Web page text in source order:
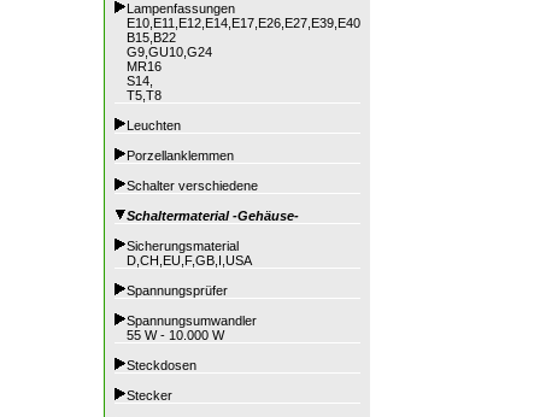
Lampenfassungen
E10,E11,E12,E14,E17,E26,E27,E39,E40
B15,B22
G9,GU10,G24
MR16
S14,
T5,T8
Leuchten
Porzellanklemmen
Schalter verschiedene
Schaltermaterial -Gehäuse-
Sicherungsmaterial
D,CH,EU,F,GB,I,USA
Spannungsprüfer
Spannungsumwandler
55 W - 10.000 W
Steckdosen
Stecker